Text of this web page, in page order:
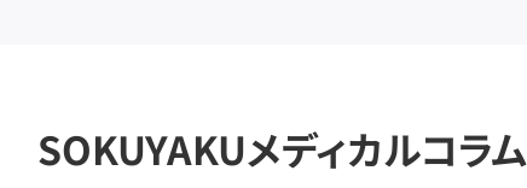
SOKUYAKUメディカルコラム